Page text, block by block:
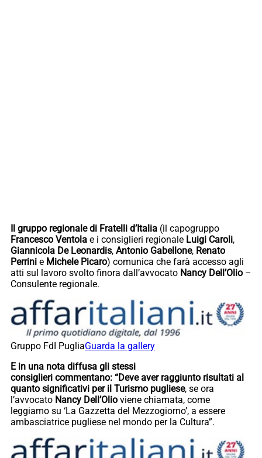
Il gruppo regionale di Fratelli d’Italia (il capogruppo
Francesco Ventola e i consiglieri regionale Luigi Caroli,
Giannicola De Leonardis, Antonio Gabellone, Renato
Perrini e Michele Picaro) comunica che farà accesso agli
atti sul lavoro svolto finora dall’avvocato Nancy Dell’Olio –
Consulente regionale.
Gruppo FdI PugliaGuarda la gallery
E in una nota diffusa gli stessi
consiglieri commentano: “Deve aver raggiunto risultati al
quanto significativi per il Turismo pugliese, se ora
l’avvocato Nancy Dell’Olio viene chiamata, come
leggiamo su ‘La Gazzetta del Mezzogiorno’, a essere
ambasciatrice pugliese nel mondo per la Cultura”.